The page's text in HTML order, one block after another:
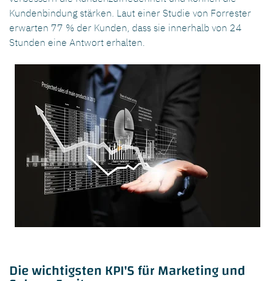
Kundenbindung stärken. Laut einer Studie von Forrester
erwarten 77 % der Kunden, dass sie innerhalb von 24
Stunden eine Antwort erhalten.
Die wichtigsten KPI'S für Marketing und